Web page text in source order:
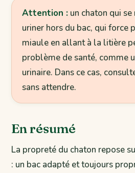
Attention : un chaton qui
uriner hors du bac, qui force
miaule en allant à la litière
problème de santé, comme
urinaire. Dans ce cas,
sans attendre.
En résumé
La propreté du chaton repose
: un bac adapté et toujours